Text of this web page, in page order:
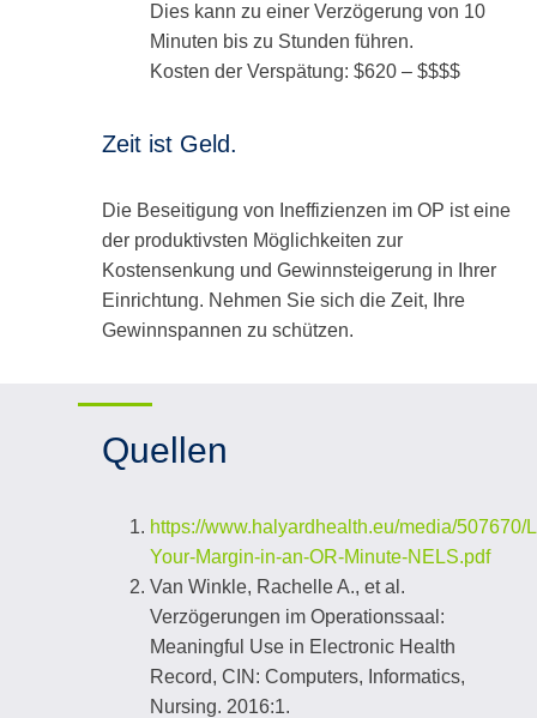
Dies kann zu einer Verzögerung von 10
Minuten bis zu Stunden führen.
Kosten der Verspätung: $620 – $$$$
Zeit ist Geld.
Die Beseitigung von Ineffizienzen im OP ist eine
der produktivsten Möglichkeiten zur
Kostensenkung und Gewinnsteigerung in Ihrer
Einrichtung. Nehmen Sie sich die Zeit, Ihre
Gewinnspannen zu schützen.
Quellen
https://www.halyardhealth.eu/media/507670/
Your-Margin-in-an-OR-Minute-NELS.pdf
Van Winkle, Rachelle A., et al.
Verzögerungen im Operationssaal:
Meaningful Use in Electronic Health
Record, CIN: Computers, Informatics,
Nursing. 2016:1.